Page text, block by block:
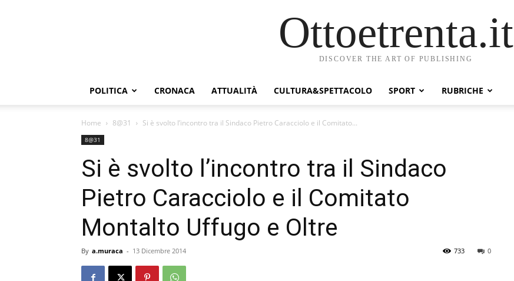
Ottoetrenta.it
DISCOVER THE ART OF PUBLISHING
POLITICA CRONACA ATTUALITÀ CULTURA&SPETTACOLO SPORT RUBRICHE
Home 8@31 Si è svolto l’incontro tra il Sindaco Pietro Caracciolo e il Comitato...
8@31
Si è svolto l’incontro tra il Sindaco
Pietro Caracciolo e il Comitato
Montalto Uffugo e Oltre
By a.muraca - 13 Dicembre 2014 0
733